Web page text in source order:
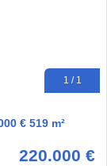
1 / 1
€ 519 m²
220.000 €